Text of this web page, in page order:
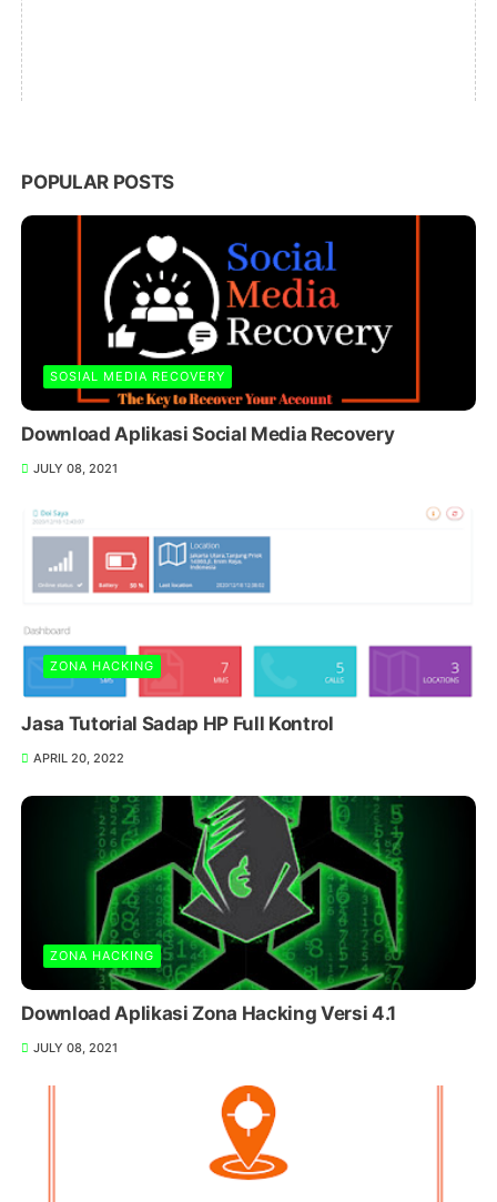
POPULAR POSTS
SOSIAL MEDIA RECOVERY
Download Aplikasi Social Media Recovery
JULY 08, 2021
ZONA HACKING
Jasa Tutorial Sadap HP Full Kontrol
APRIL 20, 2022
ZONA HACKING
Download Aplikasi Zona Hacking Versi 4.1
JULY 08, 2021